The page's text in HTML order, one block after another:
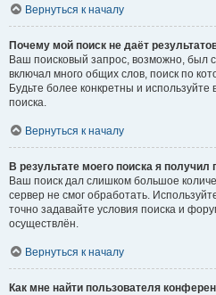
Вернуться к началу
Почему мой поиск не даёт
Ваш поисковый запрос, возможно, был
включал много общих слов, поиск по
Будьте более конкретны и
поиска.
Вернуться к началу
В результате моего поиска я получил
Ваш поиск дал слишком большое
сервер не смог обработать.
точно задавайте условия поиска и
осуществлён.
Вернуться к началу
Как мне найти пользователя